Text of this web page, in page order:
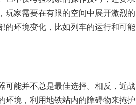
玩家需要在有限的空间中展开激烈的
的环境变化，比如列车的运行和可能
可能并不总是最佳选择。相反，近战
环境，利用地铁站内的障碍物来掩护